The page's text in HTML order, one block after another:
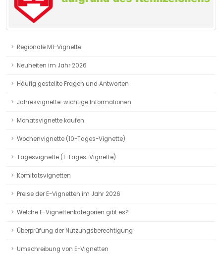
Regionale M1-Vignette
Neuheiten im Jahr 2026
Häufig gestellte Fragen und Antworten
Jahresvignette: wichtige Informationen
Monatsvignette kaufen
Wochenvignette (10-Tages-Vignette)
Tagesvignette (1-Tages-Vignette)
Komitatsvignetten
Preise der E-Vignetten im Jahr 2026
Welche E-Vignettenkategorien gibt es?
Überprüfung der Nutzungsberechtigung
Umschreibung von E-Vignetten